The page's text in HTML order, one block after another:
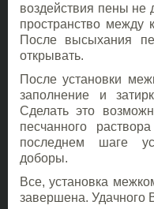
воздействия пены
пространство между
После высыхания
открывать.
После установки
заполнение и
Сделать это
песчанного
последнем шаге
доборы.
Все, установка
завершена. Удачного